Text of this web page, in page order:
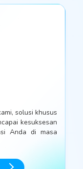
solusi khusus
kesuksesan
Anda di masa